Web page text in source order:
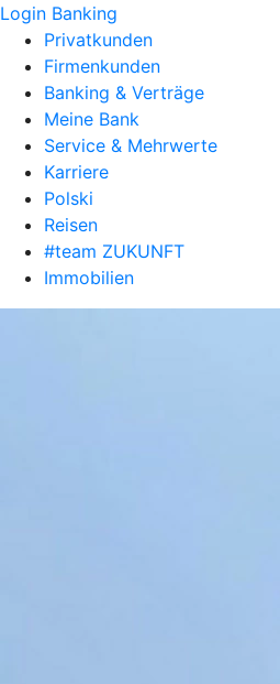
Login Banking
Privatkunden
Firmenkunden
Banking & Verträge
Meine Bank
Service & Mehrwerte
Karriere
Polski
Reisen
#team ZUKUNFT
Immobilien